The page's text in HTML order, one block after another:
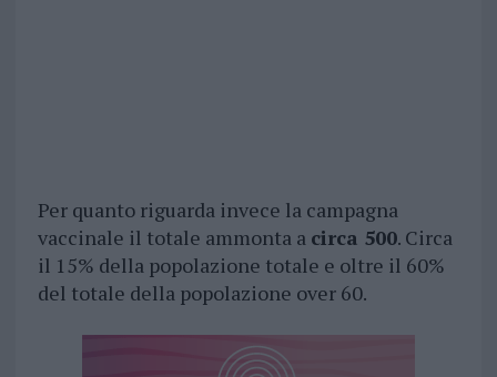
Per quanto riguarda invece la campagna
vaccinale il totale ammonta a circa 500. Circa
il 15% della popolazione totale e oltre il 60%
del totale della popolazione over 60.